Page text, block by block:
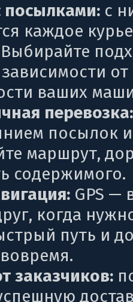
посылками: с
каждое
от
ваших
посылок и
маршрут,
содержимого.
GPS —
когда
путь и
заказчиков: